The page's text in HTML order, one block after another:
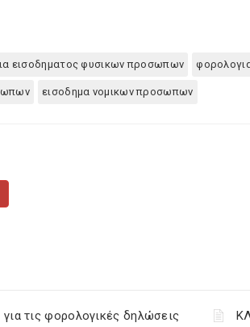
εισοδηματος φυσικων προσωπων
εισοδημα νομικων προσωπων
τις φορολογικές δηλώσεις